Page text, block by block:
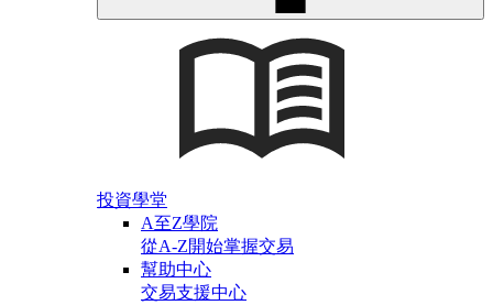
投資學堂
A至Z學院
從A-Z開始掌握交易
幫助中心
交易支援中心